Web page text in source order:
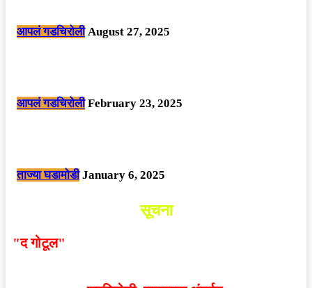
आपलं गडचिरोली August 27, 2025
आपलं गडचिरोली February 23, 2025
ताज्या घडामोडी January 6, 2025
सूचना
"द गोटूल"